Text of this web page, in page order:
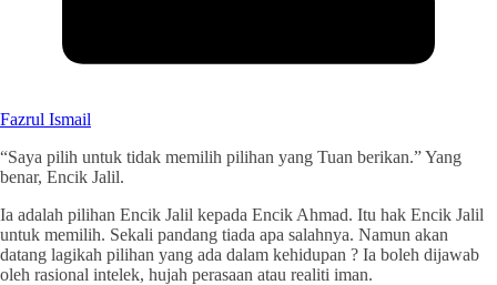
Fazrul Ismail
“Saya pilih untuk tidak memilih pilihan yang Tuan berikan.” Yang
benar, Encik Jalil.
Ia adalah pilihan Encik Jalil kepada Encik Ahmad. Itu hak Encik Jalil
untuk memilih. Sekali pandang tiada apa salahnya. Namun akan
datang lagikah pilihan yang ada dalam kehidupan ? Ia boleh dijawab
oleh rasional intelek, hujah perasaan atau realiti iman.